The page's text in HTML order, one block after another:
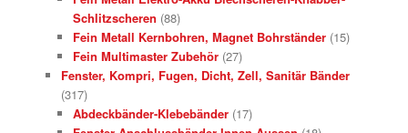
Schlitzscheren (88)
Fein Metall Kernbohren, Magnet Bohrständer (15)
Fein Multimaster Zubehör (27)
Fenster, Kompri, Fugen, Dicht, Zell, Sanitär Bänder
(317)
Abdeckbänder-Klebebänder (17)